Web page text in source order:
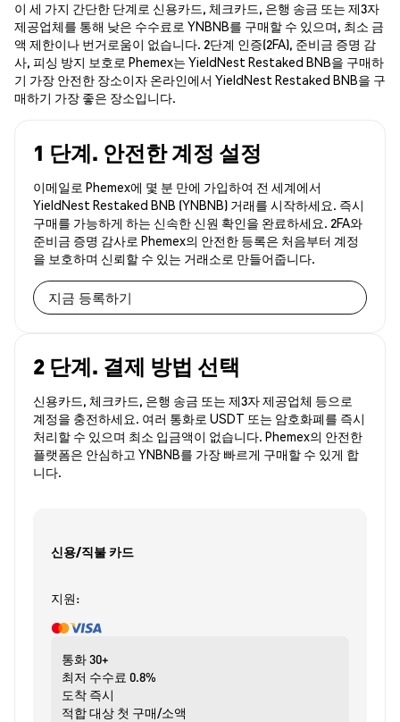
이 세 가지 간단한 단계로 신용카드, 체크카드, 은행 송금 또는 제3자
제공업체를 통해 낮은 수수료로 YNBNB를 구매할 수 있으며, 최소 금
액 제한이나 번거로움이 없습니다. 2단계 인증(2FA), 준비금 증명 감
사, 피싱 방지 보호로 Phemex는 YieldNest Restaked BNB을 구매하
기 가장 안전한 장소이자 온라인에서 YieldNest Restaked BNB을 구
매하기 가장 좋은 장소입니다.
1 단계. 안전한 계정 설정
이메일로 Phemex에 몇 분 만에 가입하여 전 세계에서
YieldNest Restaked BNB (YNBNB) 거래를 시작하세요. 즉시
구매를 가능하게 하는 신속한 신원 확인을 완료하세요. 2FA와
준비금 증명 감사로 Phemex의 안전한 등록은 처음부터 계정
을 보호하며 신뢰할 수 있는 거래소로 만들어줍니다.
지금 등록하기
2 단계. 결제 방법 선택
신용카드, 체크카드, 은행 송금 또는 제3자 제공업체 등으로
계정을 충전하세요. 여러 통화로 USDT 또는 암호화폐를 즉시
처리할 수 있으며 최소 입금액이 없습니다. Phemex의 안전한
플랫폼은 안심하고 YNBNB를 가장 빠르게 구매할 수 있게 합
니다.
신용/직불 카드
지원:
통화30+
최저 수수료 0.8%
도착 즉시
적합 대상 첫 구매/소액